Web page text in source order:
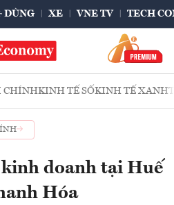
DÙNG XE VNE TV TECH
CHÍNHKINH TẾ SỐKINH TẾ XANH
doanh tại Huế
Hóa